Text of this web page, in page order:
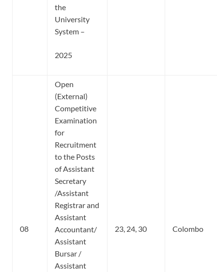
the
University
System –
2025
08
Open
(External)
Competitive
Examination
for
Recruitment
to the Posts
of Assistant
Secretary
/Assistant
Registrar and
Assistant
Accountant/
Assistant
Bursar /
Assistant
23, 24, 30 Colombo